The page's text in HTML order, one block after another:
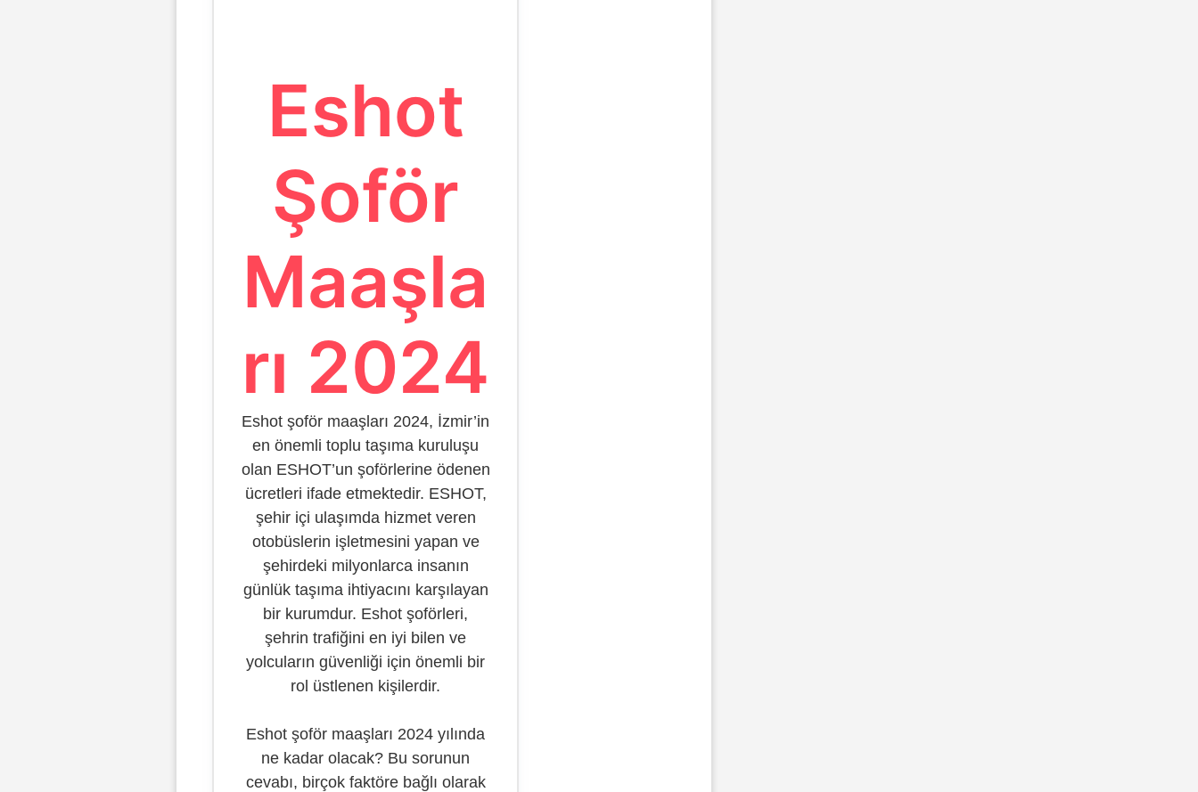
Eshot
Şoför
Maaşla
rı 2024
Eshot şoför maaşları 2024, İzmir’in
en önemli toplu taşıma kuruluşu
olan ESHOT’un şoförlerine ödenen
ücretleri ifade etmektedir. ESHOT,
şehir içi ulaşımda hizmet veren
otobüslerin işletmesini yapan ve
şehirdeki milyonlarca insanın
günlük taşıma ihtiyacını karşılayan
bir kurumdur. Eshot şoförleri,
şehrin trafiğini en iyi bilen ve
yolcuların güvenliği için önemli bir
rol üstlenen kişilerdir.
Eshot şoför maaşları 2024 yılında
ne kadar olacak? Bu sorunun
cevabı, birçok faktöre bağlı olarak